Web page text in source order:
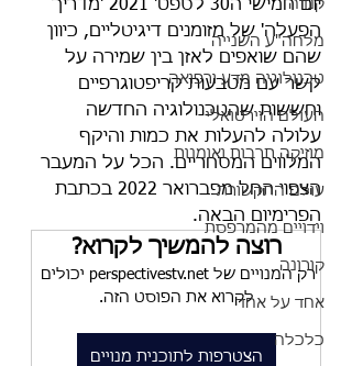
קנדה
מלחה"ע השנייה
טכנולוגיה מדע ורפואה
העולם הוירטואלי
מוזיקה תרבות ואומנות
עולם התקשורת
וידויים מהמרפסת
קורונה
אחד על אחד
כלכלה
יום חמישי ה30 לספט' 2021 'מדריך
הפעלה' של מזומנים דיגיטליים, כיוון
שהם שואפים לאזן בין שמירה על
קשר עם מטבעות קריפטוגרפיים
וחששות שהטכנולוגיה החדשה
עלולה להעלות את כמות והיקף
המלווים המסחריים. הכל על המעבר
הצפוי החל מפברואר 2022 בכתבת
הפרימיום הבאה.
רוצה להמשיך לקרוא?
רק המנויים של perspectivestv.net יכולים
לקרוא את הפוסט הזה.
הצטרפות לתוכנית מנויים